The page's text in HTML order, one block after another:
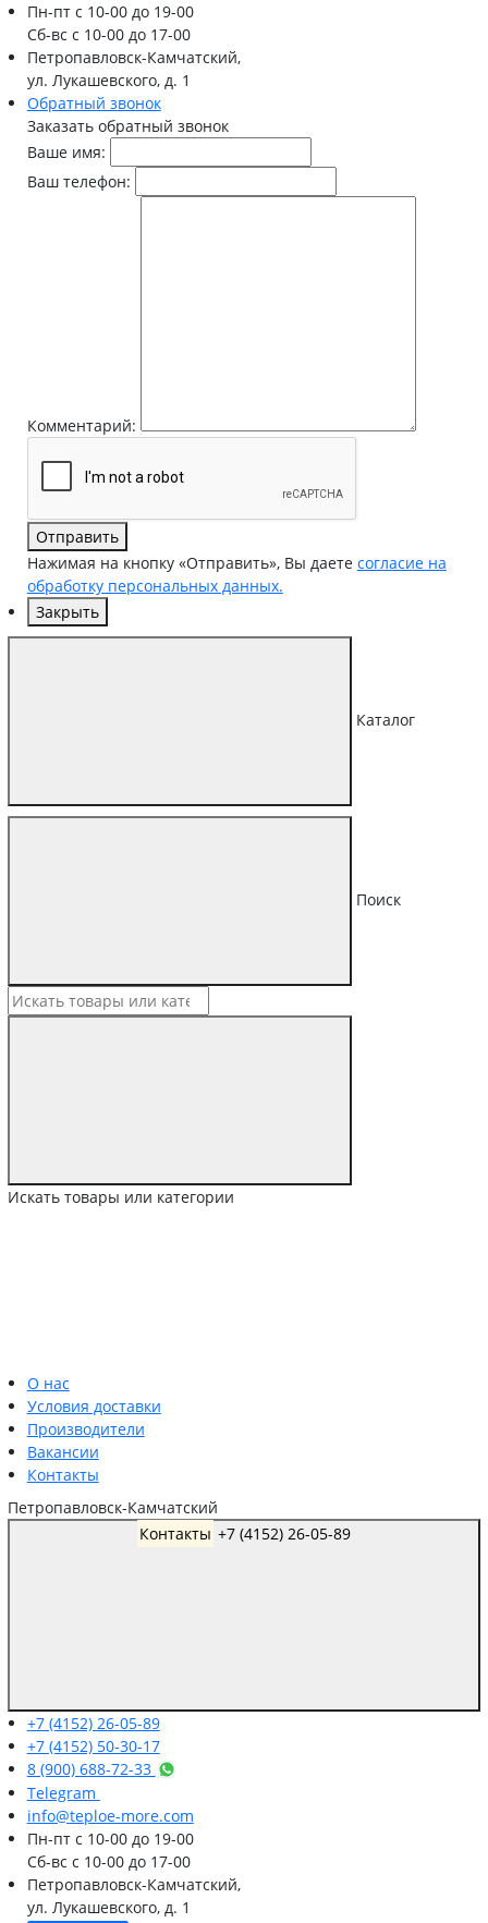
Пн-птс 10-00 до 19-00
Сб-вс с 10-00 до 17-00
Петропавловск-Камчатский,
ул. Лукашевского, д. 1
Обратный звонок
Заказать обратный звонок
Ваше имя:
Ваш телефон:
Комментарий:
Отправить
Нажимая на кнопку «Отправить», Вы даете согласие на
обработку персональных данных.
Закрыть
Каталог
Поиск
Искать товары или категории
О нас
Условия доставки
Производители
Вакансии
Контакты
Петропавловск-Камчатский
Контакты
+7 (4152) 26-05-89
+7 (4152) 50-30-17
8 (900) 688-72-33
Telegram
info@teploe-more.com
Пн-птс 10-00 до 19-00
Сб-вс с 10-00 до 17-00
Петропавловск-Камчатский,
ул. Лукашевского, д. 1